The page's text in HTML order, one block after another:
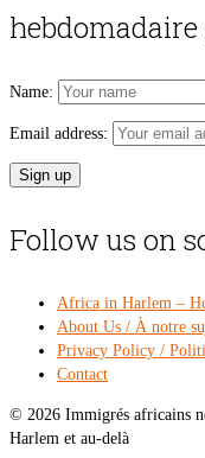
Name:
Email address:
Follow us on
Africa in Harlem –
About Us / À notre
Privacy Policy /
Contact
© 2026 Immigrés africains
Harlem et au-delà